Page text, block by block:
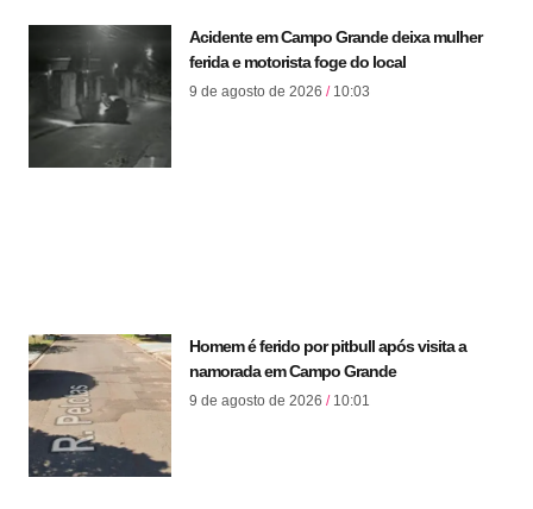
Acidente em Campo Grande deixa mulher
ferida e motorista foge do local
9 de agosto de 2026 10:03
Homem é ferido por pitbull após visita a
namorada em Campo Grande
9 de agosto de 2026 10:01